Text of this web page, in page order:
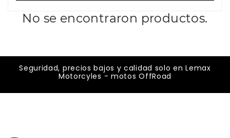
No se encontraron productos.
Seguridad, precios bajos y calidad solo en Lemax
Motorcyles - motos OffRoad